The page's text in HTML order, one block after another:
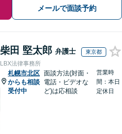
メールで面談予約
柴田 堅太郎 弁護士 東京都
LBX法律事務所
札幌市北区
からも相談
受付中
面談方法(対面・
電話・ビデオな
ど)は応相談
営業時
間：本日
定休日